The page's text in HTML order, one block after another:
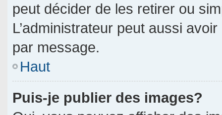
peut décider de les retirer ou
L’administrateur peut aussi
par message.
Haut
Puis-je publier des images?